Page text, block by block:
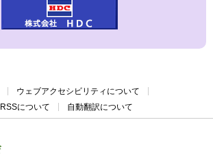
ウェブアクセシビリティについて
RSSについて 自動翻訳について